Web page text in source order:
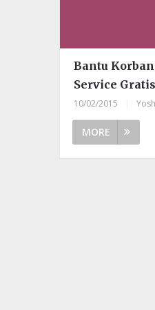
Bantu
Service Gratis
10/02/2015
MORE